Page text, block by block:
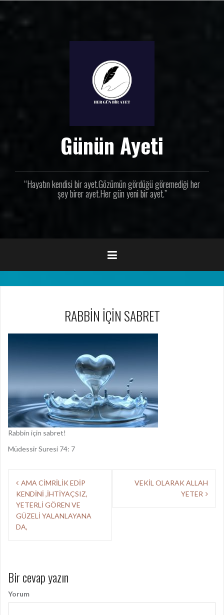
Günün Ayeti
“Hayatın kendisi bir ayet.Gözümün gördüğü göremediği her
şey birer ayet.Her gün yeni bir ayet.”
RABBİN İÇİN SABRET
Rabbin için sabret!
Müdessir Suresi 74: 7
o
l
a
AMA CİMRİLİK EDİP
KENDİNİ ,İHTİYAÇSIZ,
YETERLİ GÖREN VE
GÜZELİ YALANLAYANA
DA,
VEKİL OLARAK ALLAH
YETER
Bir cevap yazın
Yorum